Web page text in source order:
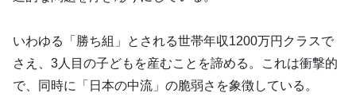
いわゆる「勝ち組」とされる世帯年収1200万円クラスで
さえ、3人目の子どもを産むことを諦める。これは衝撃的
で、同時に「日本の中流」の脆弱さを象徴している。